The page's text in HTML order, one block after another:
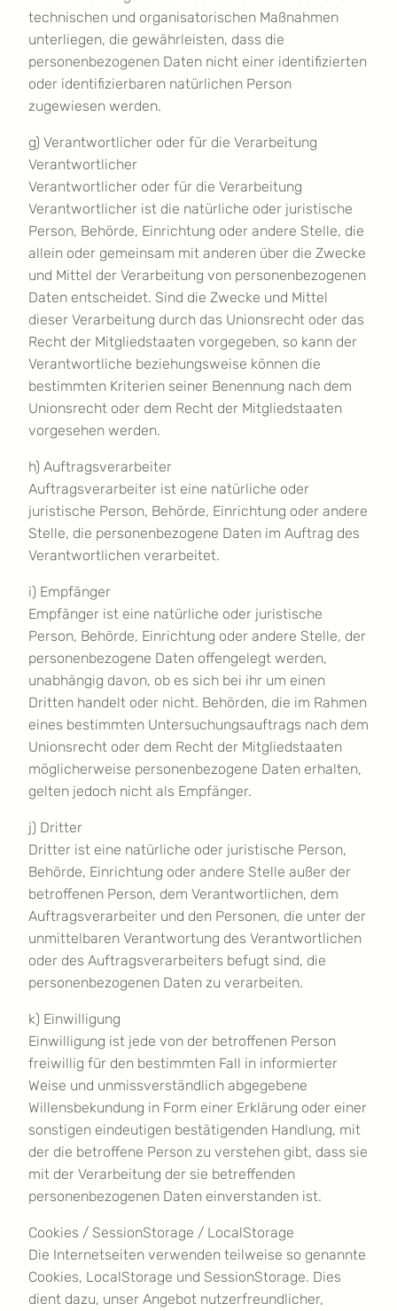
technischen und organisatorischen Maßnahmen
unterliegen, die gewährleisten, dass die
personenbezogenen Daten nicht einer identifizierten
oder identifizierbaren natürlichen Person
zugewiesen werden.
g) Verantwortlicher oder für die Verarbeitung
Verantwortlicher
Verantwortlicher oder für die Verarbeitung
Verantwortlicher ist die natürliche oder juristische
Person, Behörde, Einrichtung oder andere Stelle, die
allein oder gemeinsam mit anderen über die Zwecke
und Mittel der Verarbeitung von personenbezogenen
Daten entscheidet. Sind die Zwecke und Mittel
dieser Verarbeitung durch das Unionsrecht oder das
Recht der Mitgliedstaaten vorgegeben, so kann der
Verantwortliche beziehungsweise können die
bestimmten Kriterien seiner Benennung nach dem
Unionsrecht oder dem Recht der Mitgliedstaaten
vorgesehen werden.
h) Auftragsverarbeiter
Auftragsverarbeiter ist eine natürliche oder
juristische Person, Behörde, Einrichtung oder andere
Stelle, die personenbezogene Daten im Auftrag des
Verantwortlichen verarbeitet.
i) Empfänger
Empfänger ist eine natürliche oder juristische
Person, Behörde, Einrichtung oder andere Stelle, der
personenbezogene Daten offengelegt werden,
unabhängig davon, ob es sich bei ihr um einen
Dritten handelt oder nicht. Behörden, die im Rahmen
eines bestimmten Untersuchungsauftrags nach dem
Unionsrecht oder dem Recht der Mitgliedstaaten
möglicherweise personenbezogene Daten erhalten,
gelten jedoch nicht als Empfänger.
j) Dritter
Dritter ist eine natürliche oder juristische Person,
Behörde, Einrichtung oder andere Stelle außer der
betroffenen Person, dem Verantwortlichen, dem
Auftragsverarbeiter und den Personen, die unter der
unmittelbaren Verantwortung des Verantwortlichen
oder des Auftragsverarbeiters befugt sind, die
personenbezogenen Daten zu verarbeiten.
k) Einwilligung
Einwilligung ist jede von der betroffenen Person
freiwillig für den bestimmten Fall in informierter
Weise und unmissverständlich abgegebene
Willensbekundung in Form einer Erklärung oder einer
sonstigen eindeutigen bestätigenden Handlung, mit
der die betroffene Person zu verstehen gibt, dass sie
mit der Verarbeitung der sie betreffenden
personenbezogenen Daten einverstanden ist.
Cookies / SessionStorage / LocalStorage
Die Internetseiten verwenden teilweise so genannte
Cookies, LocalStorage und SessionStorage. Dies
dient dazu, unser Angebot nutzerfreundlicher,